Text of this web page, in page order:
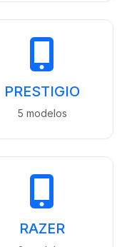
PRESTIGIO
5 modelos
RAZER